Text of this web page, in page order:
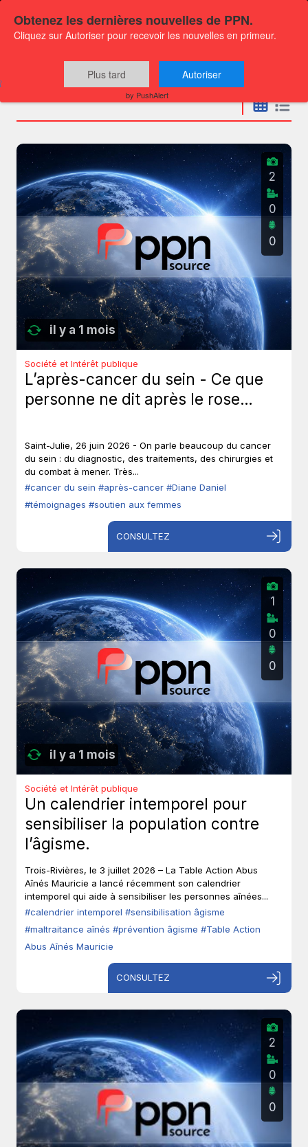
Communiqués
il y a 1 mois
2
0
0
Société et Intérêt publique
L’après-cancer du sein - Ce que
personne ne dit après le rose…
Saint-Julie, 26 juin 2026 - On parle beaucoup du cancer
du sein : du diagnostic, des traitements, des chirurgies et
du combat à mener. Très...
#cancer du sein #après-cancer #Diane Daniel
#témoignages #soutien aux femmes
CONSULTEZ
il y a 1 mois
1
0
0
Société et Intérêt publique
Un calendrier intemporel pour
sensibiliser la population contre
l’âgisme.
Trois-Rivières, le 3 juillet 2026 – La Table Action Abus
Aînés Mauricie a lancé récemment son calendrier
intemporel qui aide à sensibiliser les personnes aînées...
#calendrier intemporel #sensibilisation âgisme
#maltraitance aînés #prévention âgisme #Table Action
Abus Aînés Mauricie
CONSULTEZ
2
0
0
Obtenez les dernières nouvelles de PPN.
Cliquez sur Autoriser pour recevoir les nouvelles en primeur.
Plus tard Autoriser
by PushAlert